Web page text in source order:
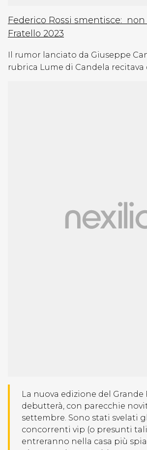
Federico Rossi smentisce: non
Fratello 2023
Il rumor lanciato da Giuseppe
rubrica Lume di Candela recitava
La nuova edizione del Grande
debutterà, con parecchie
settembre. Sono stati svelati
concorrenti vip (o presunti
entreranno nella casa più